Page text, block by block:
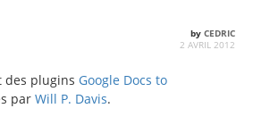
by CEDRIC
2 AVRIL 2012
des plugins Google Docs to
par Will P. Davis.